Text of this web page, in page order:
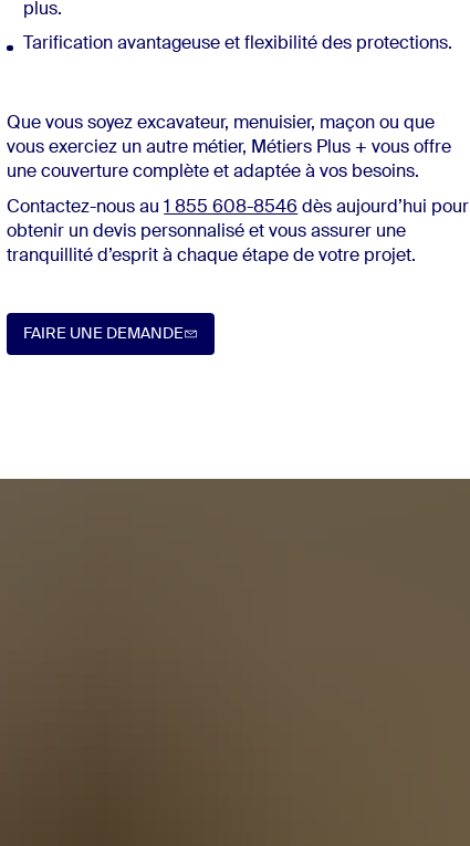
plus.
Tarification avantageuse et flexibilité des protections.
Que vous soyez excavateur, menuisier, maçon ou que
vous exerciez un autre métier, Métiers Plus + vous offre
une couverture complète et adaptée à vos besoins.
Contactez-nous au1 855 608-8546 dès aujourd’hui pour
obtenir un devis personnalisé et vous assurer une
tranquillité d’esprit à chaque étape de votre projet.
FAIRE UNE DEMANDE